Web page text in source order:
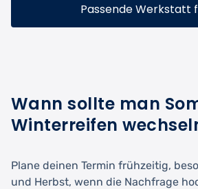
Passende Werkstatt
Wann sollte man
Winterreifen
Plane deinen Termin frühzeitig,
und Herbst, wenn die Nachfrage